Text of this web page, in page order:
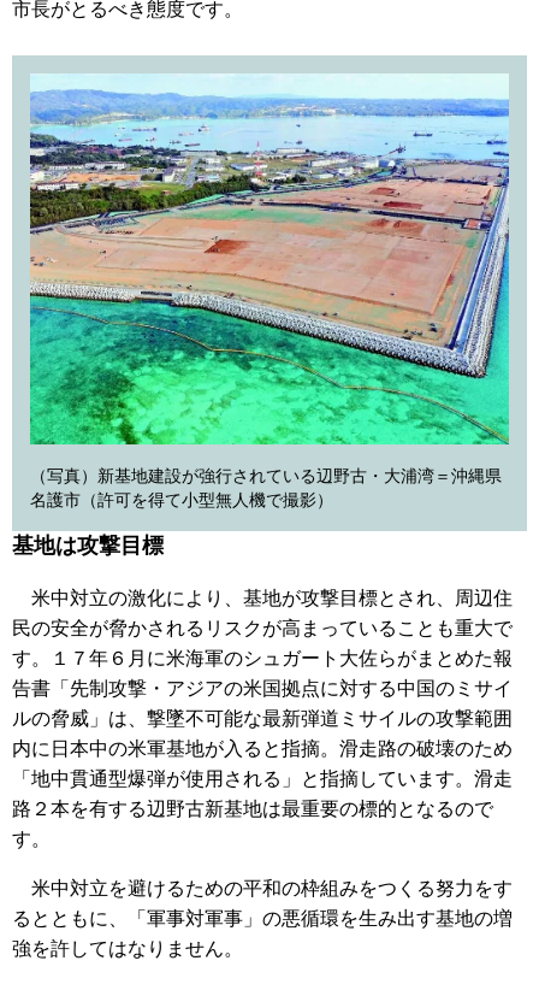
市長がとるべき態度です。
（写真）新基地建設が強行されている辺野古・大浦湾＝沖縄県
名護市（許可を得て小型無人機で撮影）
基地は攻撃目標
米中対立の激化により、基地が攻撃目標とされ、周辺住
民の安全が脅かされるリスクが高まっていることも重大で
す。１７年６月に米海軍のシュガート大佐らがまとめた報
告書「先制攻撃・アジアの米国拠点に対する中国のミサイ
ルの脅威」は、撃墜不可能な最新弾道ミサイルの攻撃範囲
内に日本中の米軍基地が入ると指摘。滑走路の破壊のため
「地中貫通型爆弾が使用される」と指摘しています。滑走
路２本を有する辺野古新基地は最重要の標的となるので
す。
米中対立を避けるための平和の枠組みをつくる努力をす
るとともに、「軍事対軍事」の悪循環を生み出す基地の増
強を許してはなりません。